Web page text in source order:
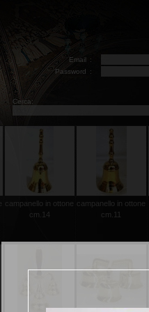
Email :
Password
:
Cerca:
campanello in ottone
cm.14
campanello in ottone
cm.11